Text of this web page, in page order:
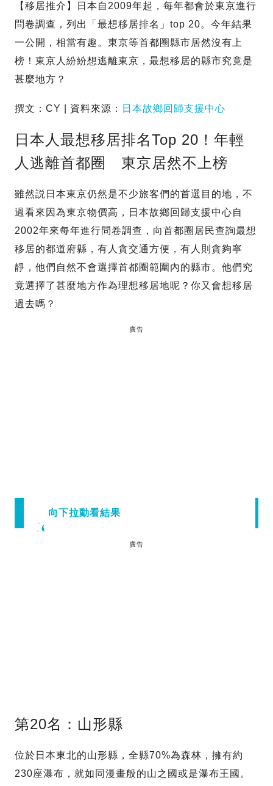
【移居推介】日本自2009年起，每年都會於東京進行
問卷調查，列出「最想移居排名」top 20。今年結果
一公開，相當有趣。東京等首都圈縣市居然沒有上
榜！東京人紛紛想逃離東京，最想移居的縣市究竟是
甚麼地方？
撰文：CY | 資料來源： 日本故鄉回歸支援中心
日本人最想移居排名Top 20！年輕
人逃離首都圈 東京居然不上榜
雖然説日本東京仍然是不少旅客們的首選目的地，不
過看來因為東京物價高，日本故鄉回歸支援中心自
2002年來每年進行問卷調查，向首都圈居民查詢最想
移居的都道府縣，有人貪交通方便，有人則貪夠寧
靜，他們自然不會選擇首都圈範圍內的縣市。他們究
竟選擇了甚麼地方作為理想移居地呢？你又會想移居
過去嗎？
廣告
向下拉動看結果
廣告
第20名：山形縣
位於日本東北的山形縣，全縣70%為森林，擁有約
230座瀑布，就如同漫畫般的山之國或是瀑布王國。